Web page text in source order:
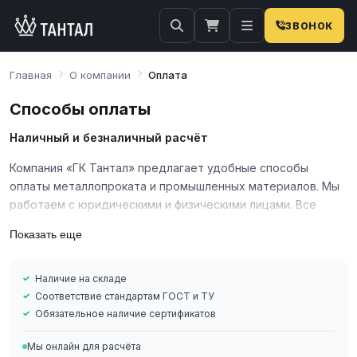
ЗВОНОК
Главная О компании Оплата
Способы оплаты
Наличный и безналичный расчёт
Компания «ГК Тантал» предлагает удобные способы
оплаты металлопроката и промышленных материалов. Мы
работаем с юридическими и физическими лицами. Все
документов.
Безналичный расчёт для юридических лиц (с НДС и без
НДС)
Показать еще
Наличие на складе
Соответствие стандартам ГОСТ и ТУ
Обязательное наличие сертификатов
Мы онлайн для расчёта